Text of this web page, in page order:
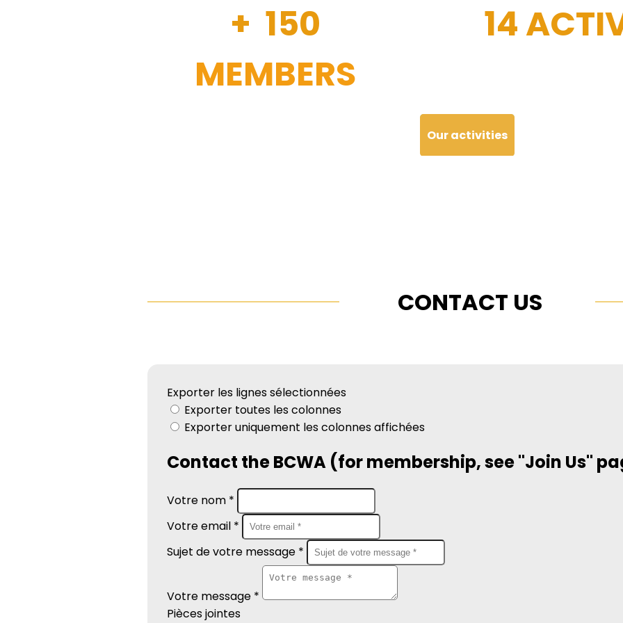
+ 150
MEMBERS
14
Our activities
CONTACT US